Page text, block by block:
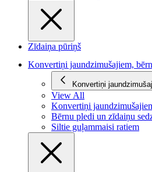
Zīdaiņa pūriņš
Konvertiņi jaundzimušajiem,
Konvertiņi
View All
Konvertiņi
Bērnu pledi un zīdaiņu
Siltie guļammaisi ratiem